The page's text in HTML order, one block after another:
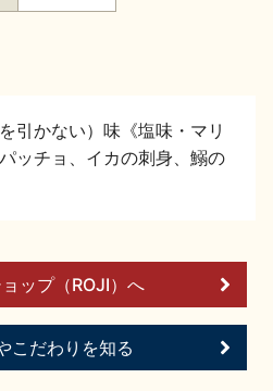
引かない）味《塩味・マリ
ッチョ、イカの刺身、鰯の
ップ（ROJI）へ
こだわりを知る